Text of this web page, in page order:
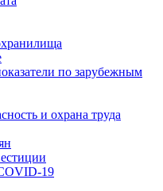
по зарубежным
и охрана труда